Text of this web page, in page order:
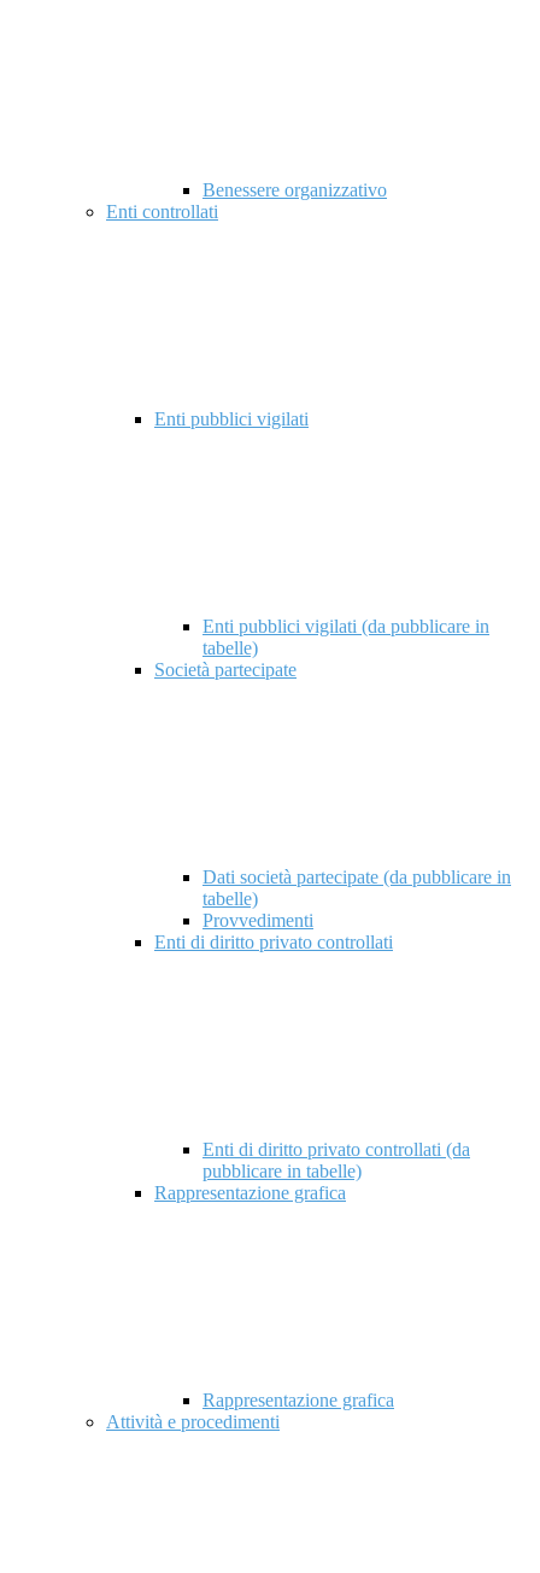
Benessere organizzativo
Enti controllati
Enti pubblici vigilati
Enti pubblici vigilati (da pubblicare in
tabelle)
Società partecipate
Dati società partecipate (da pubblicare in
tabelle)
Provvedimenti
Enti di diritto privato controllati
Enti di diritto privato controllati (da
pubblicare in tabelle)
Rappresentazione grafica
Rappresentazione grafica
Attività e procedimenti